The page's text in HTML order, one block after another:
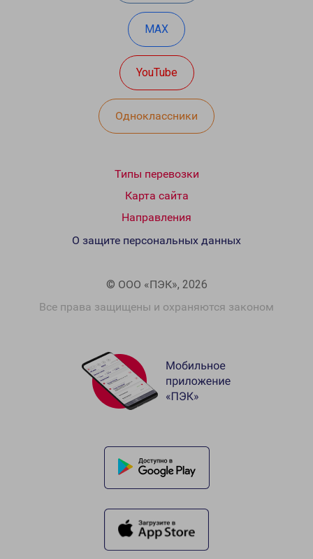
MAX
YouTube
Одноклассники
Типы перевозки
Карта сайта
Направления
© ООО «ПЭК», 2026
Все права защищены и охраняются законом
О защите персональных данных